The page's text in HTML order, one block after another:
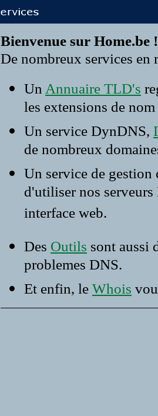
Bienvenue sur Home.be !
De nombreux services
Un Annuaire TLD's
les extensions de
Un service DynDNS,
de nombreux
Un service de
d'utiliser nos
interface web.
Des Outils sont aussi
problemes DNS.
Et enfin, le Whois